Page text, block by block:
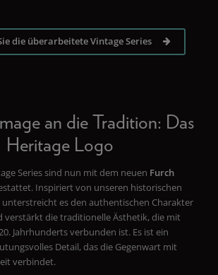
die überarbeitete Vintage Series
an die Tradition: Das
Heritage Logo
Series sind nun mit dem neuen Furch
Inspiriert von unseren historischen
es den authentischen Charakter
verstärkt die traditionelle Ästhetik, die mit
Jahrhunderts verbunden ist. Es ist ein
Detail, das die Gegenwart mit
verbindet.